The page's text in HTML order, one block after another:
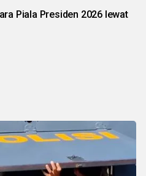
Piala Presiden 2026 lewat